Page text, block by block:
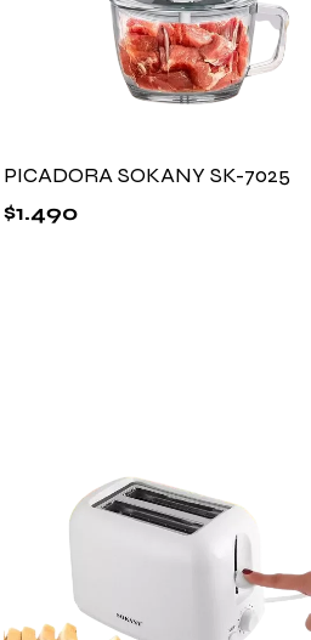
PICADORA SOKANY SK-7025
$1.490